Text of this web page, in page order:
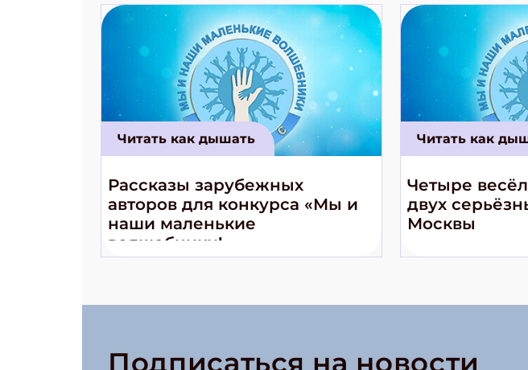
Читать как дышать
Рассказы зарубежных
авторов для конкурса «Мы и
наши маленькие
волшебники!»
Читать как
Четыре
двух
Москвы
Подписаться на новости